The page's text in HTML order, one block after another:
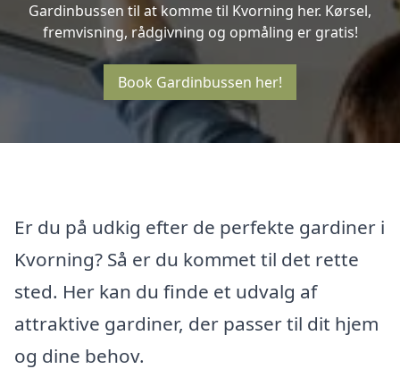
Gardinbussen til at komme til Kvorning her. Kørsel,
fremvisning, rådgivning og opmåling er gratis!
Book Gardinbussen her!
Er du på udkig efter de perfekte gardiner i
Kvorning? Så er du kommet til det rette
sted. Her kan du finde et udvalg af
attraktive gardiner, der passer til dit hjem
og dine behov.